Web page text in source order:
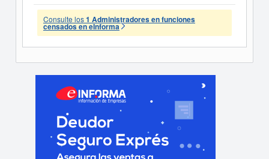
Consulte los1 Administradores en funciones
censados en eInforma